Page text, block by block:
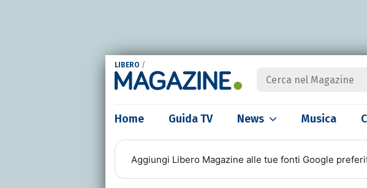
LIBERO /
Home Guida TV News Musica
Aggiungi Libero Magazine alle tue fonti Google